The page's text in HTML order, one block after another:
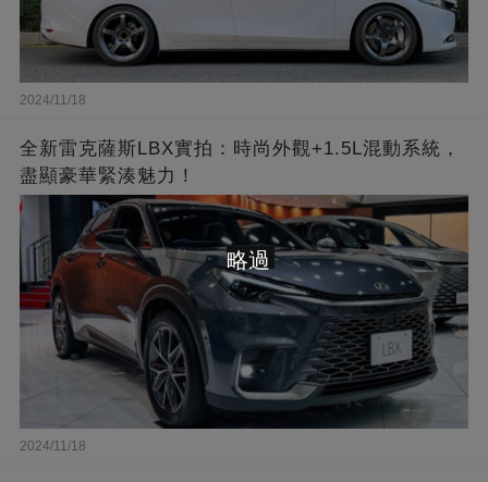
2024/11/18
全新雷克薩斯LBX實拍：時尚外觀+1.5L混動系統，
盡顯豪華緊湊魅力！
2024/11/18
略過